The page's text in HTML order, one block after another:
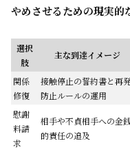
やめさせるための現実的
選択
肢
主な到達イメージ
関係
修復
接触停止の誓約書と再
防止ルールの運用
慰謝
料請
求
相手や不貞相手への金
的責任の追及